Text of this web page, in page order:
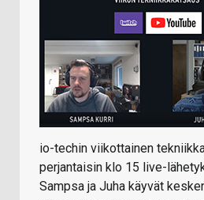
io-techin viikottainen
perjantaisin klo 15 live-
Sampsa ja Juha käyvät